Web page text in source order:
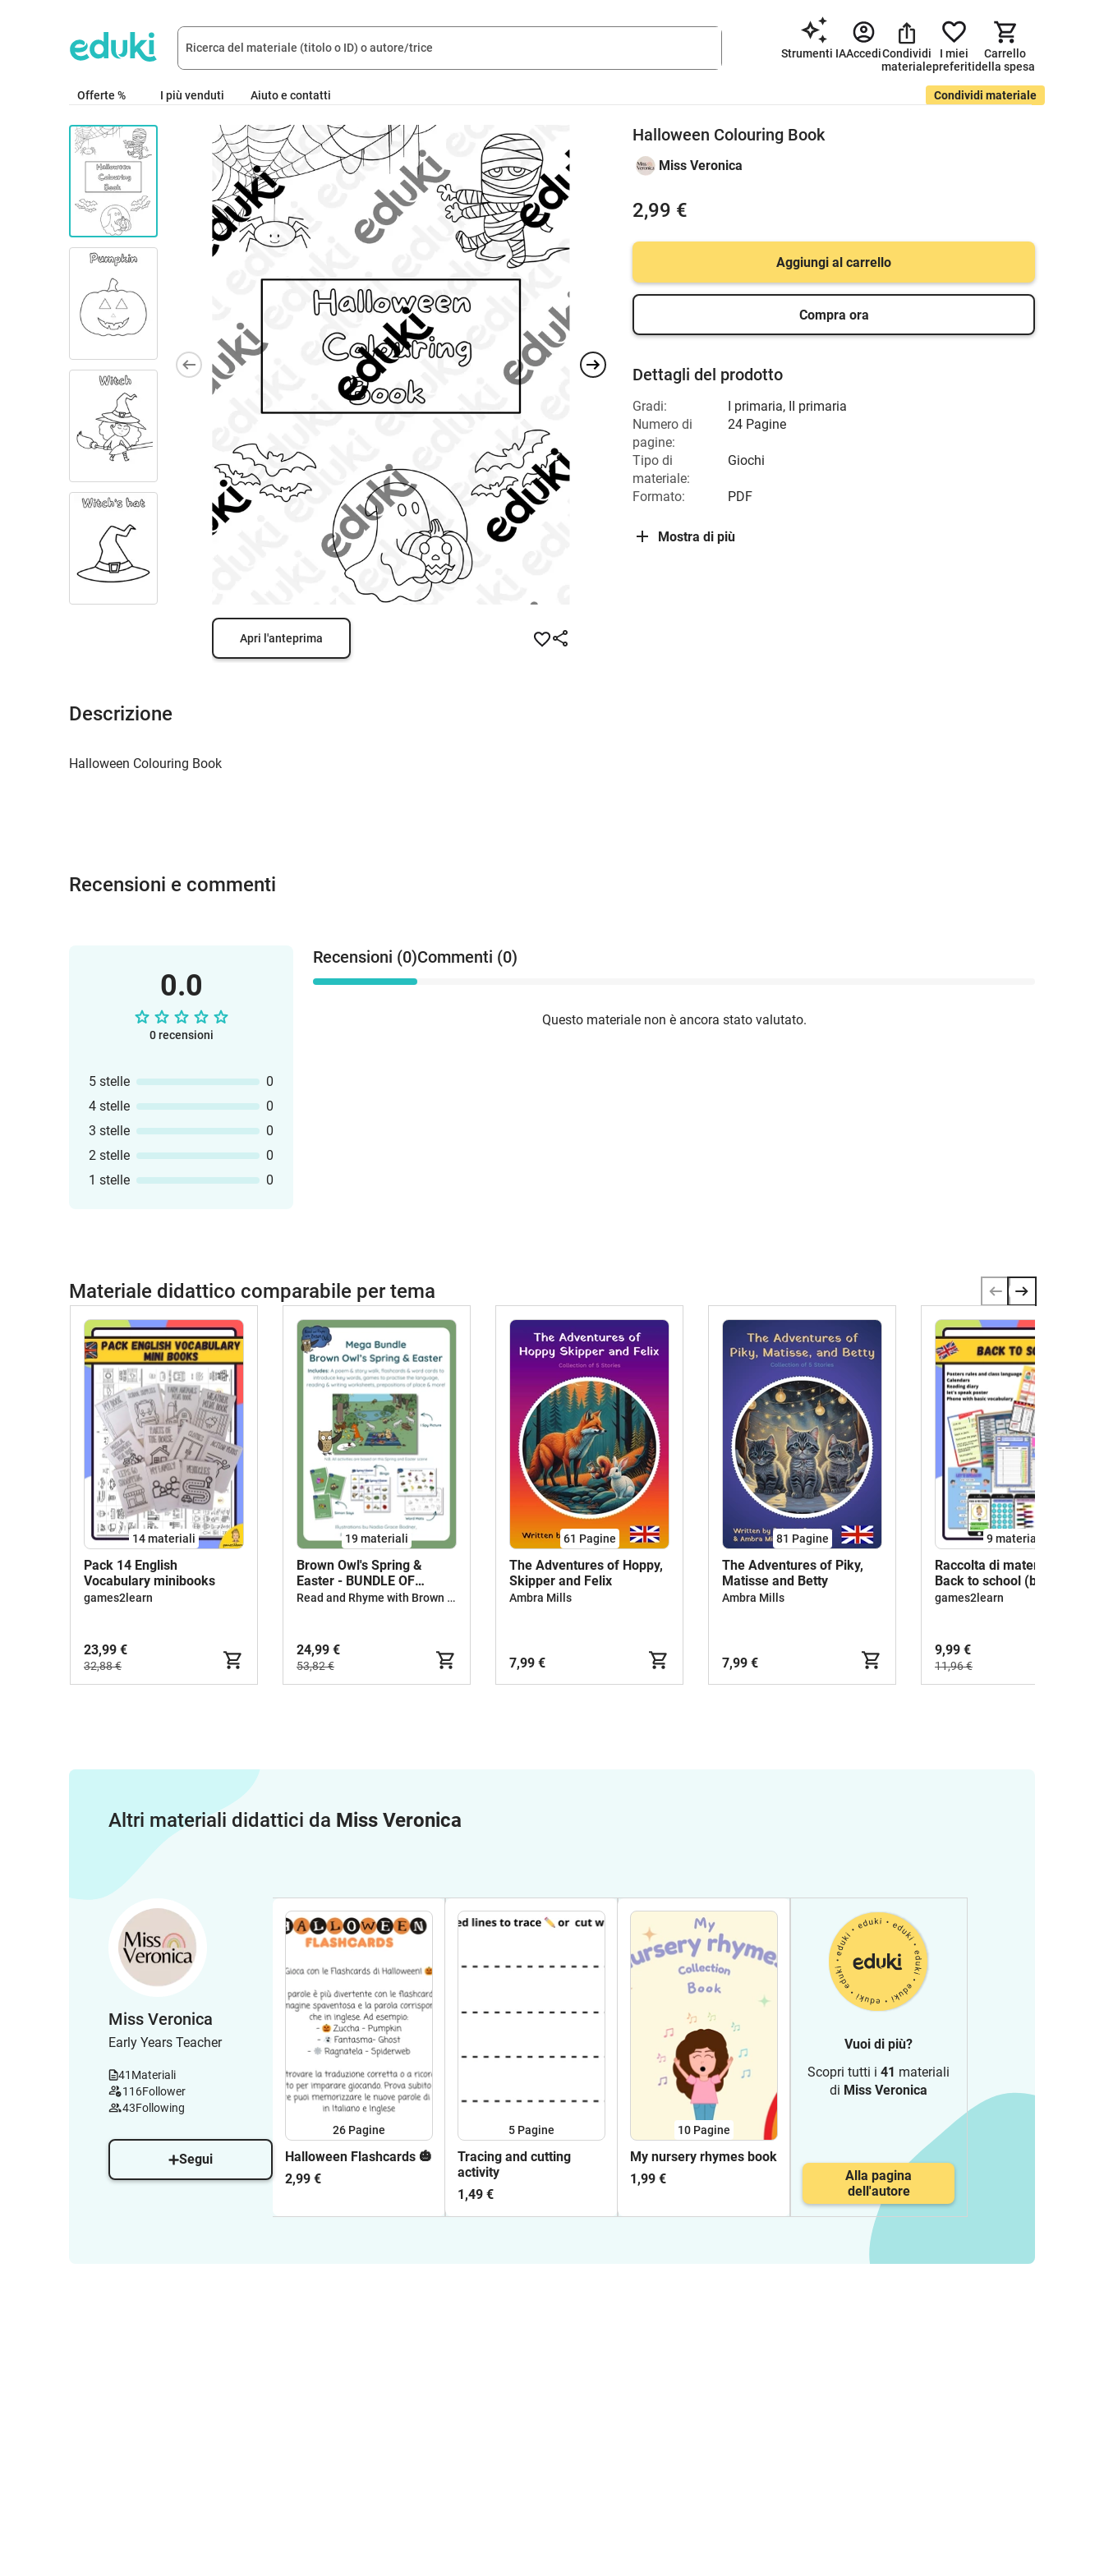
Strumenti IAAccediCondividi
materiale
I miei
preferiti
Carrello
della spesa
Offerte % I più venduti Condividi materiale
Aiuto e contatti
Apri l'anteprima
Descrizione
Halloween Colouring Book
Halloween Colouring Book
Miss Veronica
2,99 €
Aggiungi al carrello
Compra ora
Dettagli del prodotto
Gradi: I primaria, II primaria
Numero di
pagine:
24 Pagine
Tipo di
materiale:
Giochi
Formato: PDF
Mostra di più
Recensioni e commenti
0.0
0 recensioni
5 stelle
0
4 stelle
0
3 stelle
0
2 stelle
0
1 stelle
0
Recensioni (0)Commenti (0)
Questo materiale non è ancora stato valutato.
Materiale didattico comparabile per tema
14 materiali
Pack 14 English
Vocabulary minibooks
games2learn
23,99 €
32,88 €
19 materiali
Brown Owl's Spring &
Easter - BUNDLE OF
ACTIVITIES
Read and Rhyme with Brown Owl
24,99 €
53,82 €
61 Pagine
The Adventures of Hoppy,
Skipper and Felix
Ambra Mills
7,99 €
81 Pagine
The Adventures of Piky,
Matisse and Betty
Ambra Mills
7,99 €
9 materiali
Raccolta di materiali: Pack
Back to school (basic)
games2learn
9,99 €
11,96 €
Altri materiali didattici da Miss Veronica
Miss Veronica
Early Years Teacher
41 Materiali
116Follower
43Following
Segui
26 Pagine
Halloween Flashcards 🎃
2,99 €
5 Pagine
Tracing and cutting
activity
1,49 €
10 Pagine
My nursery rhymes book
1,99 €
Vuoi di più?
Scopri tutti i 41 materiali
di Miss Veronica
Alla pagina
dell'autore